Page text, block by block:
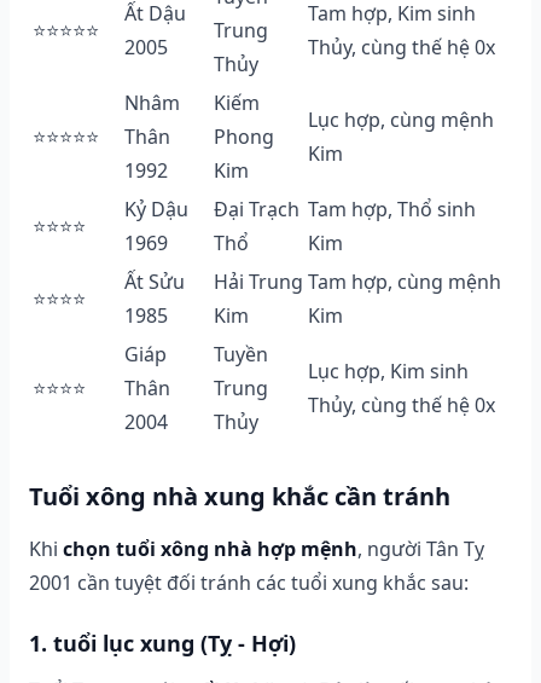
⭐⭐⭐⭐⭐
Ất Dậu
2005
Trung
Thủy
Tam hợp, Kim sinh
Thủy, cùng thế hệ 0x
⭐⭐⭐⭐⭐
Nhâm
Thân
1992
Kiếm
Phong
Kim
Lục hợp, cùng mệnh
Kim
⭐⭐⭐⭐
Kỷ Dậu
1969
Đại Trạch
Thổ
Tam hợp, Thổ sinh
Kim
⭐⭐⭐⭐
Ất Sửu
1985
Hải Trung
Kim
Tam hợp, cùng mệnh
Kim
⭐⭐⭐⭐
Giáp
Thân
2004
Tuyền
Trung
Thủy
Lục hợp, Kim sinh
Thủy, cùng thế hệ 0x
Tuổi xông nhà xung khắc cần tránh
Khi chọn tuổi xông nhà hợp mệnh, người Tân Tỵ
2001 cần tuyệt đối tránh các tuổi xung khắc sau:
1. tuổi lục xung (Tỵ - Hợi)